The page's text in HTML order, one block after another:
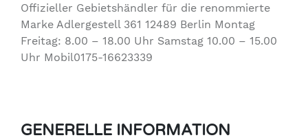
Offizieller Gebietshändler für die renommierte
Marke Adlergestell 361 12489 Berlin Montag
Freitag: 8.00 – 18.00 Uhr Samstag 10.00 – 15.00
Uhr Mobil0175-16623339
GENERELLE INFORMATION